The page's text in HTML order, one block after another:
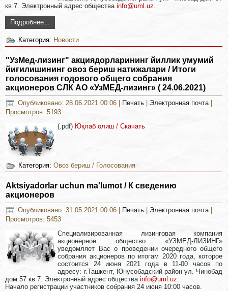
кв 7. Электронный адрес обществаinfo@uml.uz
Подробнее...
Категория: Новости
"УзМед-лизинг" акциядорларининг йиллик умумий
йиғилишининг овоз бериш натижалари / Итоги
голосования годового общего собрания
акционеров СЛК АО «УзМЕД-лизинг» ( 24.06.2021)
Опубликовано: 28.06.2021 00:06 Печать Электронная почта
Просмотров: 5193
(.pdf) Юқлаб олиш / Скачать
Категория:Овоз бериш / Голосования
Aktsiyadorlar uchun ma'lumot / К сведению
акционеров
Опубликовано: 31.05.2021 00:06 Печать Электронная почта
Просмотров: 5453
Специализированная лизинговая компания
акционерное общество «УЗМЕД-ЛИЗИНГ»
уведомляет Вас о проведении очередного общего
собрания акционеров по итогам 2020 года, которое
состоится 24 июня 2021 года в 11-00 часов по
адресу: г.Ташкент, Юнусобадский район ул. Чинобад
дом 57 кв 7. Электронный адрес обществаinfo@uml.uz
Начало регистрации участников собрания 24 июня 10:00 часов.